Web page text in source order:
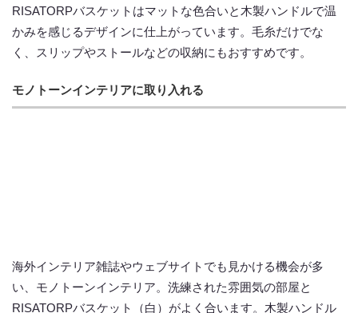
RISATORPバスケットはマットな色合いと木製ハンドルで温
かみを感じるデザインに仕上がっています。毛糸だけでな
く、スリップやストールなどの収納にもおすすめです。
モノトーンインテリアに取り入れる
海外インテリア雑誌やウェブサイトでも見かける機会が多
い、モノトーンインテリア。洗練された雰囲気の部屋と
RISATORPバスケット（白）がよく合います。木製ハンドル